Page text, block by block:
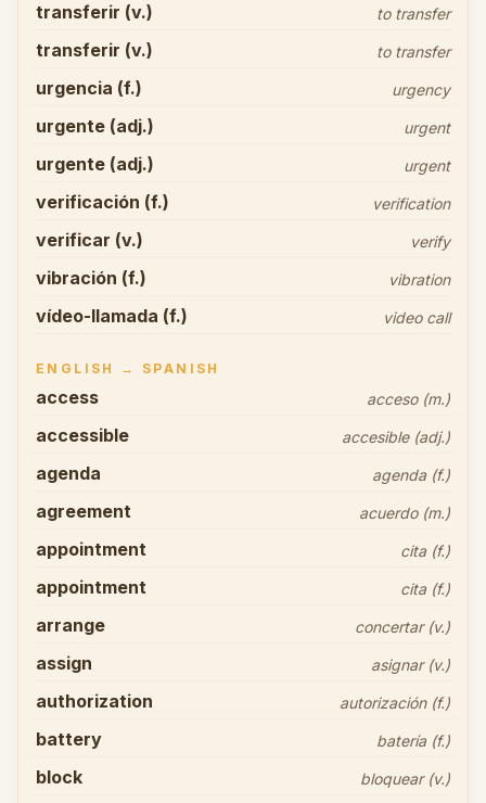
transferir (v.) to transfer
transferir (v.) to transfer
urgencia (f.) urgency
urgente (adj.) urgent
urgente (adj.) urgent
verificación (f.) verification
verificar (v.) verify
vibración (f.) vibration
vídeo-llamada (f.) video call
ENGLISH → SPANISH
access acceso (m.)
accessible accesible (adj.)
agenda agenda (f.)
agreement acuerdo (m.)
appointment cita (f.)
appointment cita (f.)
arrange concertar (v.)
assign asignar (v.)
authorization autorización (f.)
battery batería (f.)
block bloquear (v.)